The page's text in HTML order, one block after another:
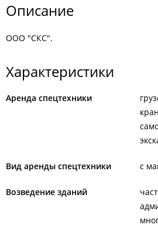
Описание
ООО "СКС".
Характеристики
Аренда спецтехники
Вид аренды спецтехники с
Возведение зданий